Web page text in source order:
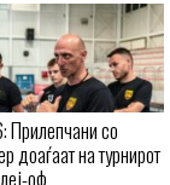
со
доаѓаат на турнирот
оф